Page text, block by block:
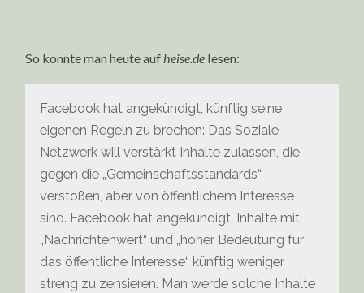
So konnte man heute aufheise.de lesen:
Facebook hat angekündigt, künftig seine
eigenen Regeln zu brechen: Das Soziale
Netzwerk will verstärkt Inhalte zulassen, die
gegen die „Gemeinschaftsstandards“
verstoßen, aber von öffentlichem Interesse
sind. Facebook hat angekündigt, Inhalte mit
„Nachrichtenwert“ und „hoher Bedeutung für
das öffentliche Interesse“ künftig weniger
streng zu zensieren. Man werde solche Inhalte